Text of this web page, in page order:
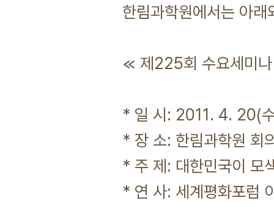
한림과학원에서는 아
≪ 제225회 수요세미
* 일 시: 2011. 4.
* 장 소: 한림과학원
* 주 제: 대한민국이 모
* 연 사: 세계평화포럼